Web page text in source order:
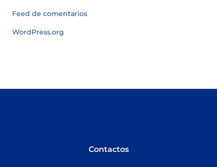
Feed de comentarios
WordPress.org
Contactos